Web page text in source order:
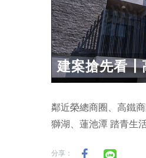
建案搶先看┃
鄰近榮總商圈、高鐵
獅湖、蓮池潭 踏青生
分享：